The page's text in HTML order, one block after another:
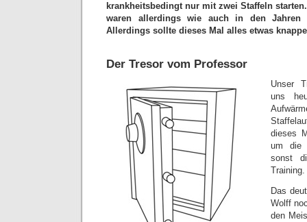
krankheitsbedingt nur mit zwei Staffeln
waren allerdings wie auch in den Jahren
Allerdings sollte dieses Mal alles etwas
Der Tresor vom Professor
Unser
uns
dieses
um die
sonst
Training.
Das
Wolff
den